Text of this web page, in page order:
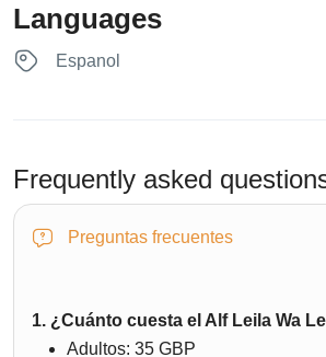
Languages
Espanol
Frequently asked
Preguntas frecuentes
1. ¿Cuánto cuesta el Alf Leila Wa
Adultos: 35 GBP